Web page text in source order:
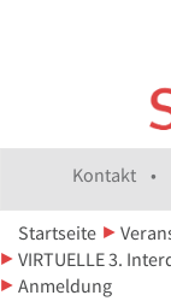
Kontakt •
Startseite
VIRTUELLE 3.
Anmeldung